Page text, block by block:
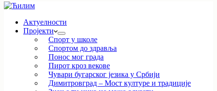
Актуелности
Пројекти
Спорт у школе
Спортом до здравља
Понос мог града
Пирот кроз векове
Чувари бугарског језика у Србији
Димитровград – Мост културе и традиције